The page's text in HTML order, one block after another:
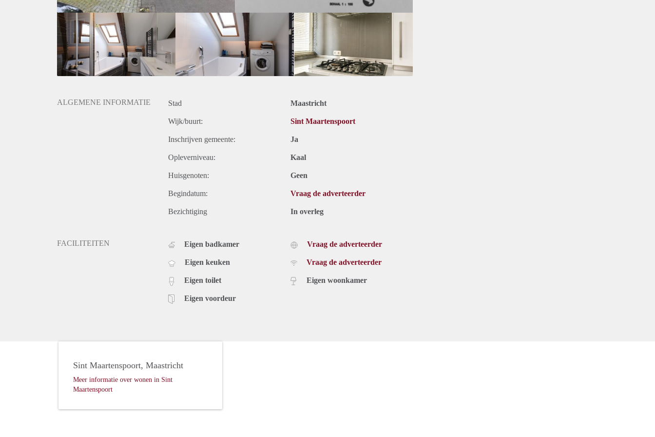
ALGEMENE INFORMATIE Stad Maastricht
Wijk/buurt: Sint Maartenspoort
Inschrijven gemeente: Ja
Opleverniveau: Kaal
Huisgenoten: Geen
Begindatum: Vraag de adverteerder
Bezichtiging In overleg
FACILITEITEN Eigen badkamer
Eigen keuken
Eigen toilet
Eigen voordeur
Vraag de adverteerder
Vraag de adverteerder
Eigen woonkamer
Sint Maartenspoort, Maastricht
Meer informatie over wonen in Sint
Maartenspoort